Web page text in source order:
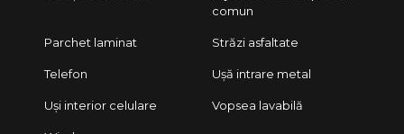
comun
Parchet laminat Străzi asfaltate
Telefon Ușă intrare metal
Uși interior celulare Vopsea lavabilă